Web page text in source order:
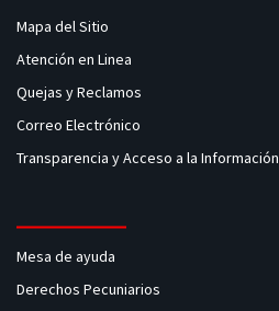
Mapa del Sitio
Atención en Linea
Quejas y Reclamos
Correo Electrónico
Transparencia y Acceso a la Información
Mesa de ayuda
Derechos Pecuniarios